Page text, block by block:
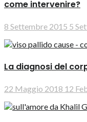
come intervenire?
8 Settembre 2015 5
La diagnosi del
22 Maggio 2018 12